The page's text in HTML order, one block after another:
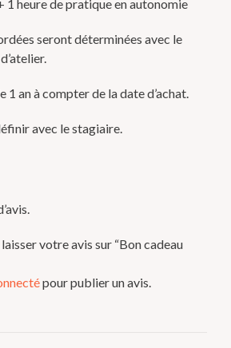
1 heure de pratique en autonomie
seront déterminées avec le
1 an à compter de la date d’achat.
avec le stagiaire.
votre avis sur “Bon cadeau
pour publier un avis.